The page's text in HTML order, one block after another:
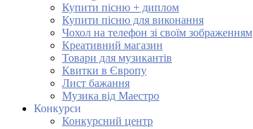
Купити пісню + диплом
Купити пісню для виконання
Чохол на телефон зі своїм зображенням
Креативний магазин
Товари для музикантів
Квитки в Європу
Лист бажання
Музика від Маестро
Конкурси
Конкурсний центр